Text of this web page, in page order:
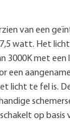
van een
watt. Het
3000K met
een
licht te fel is.
op basis